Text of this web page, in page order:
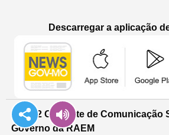
Descarregar a aplicação
© 2022 Gabinete de Comunicação
Governo da RAEM